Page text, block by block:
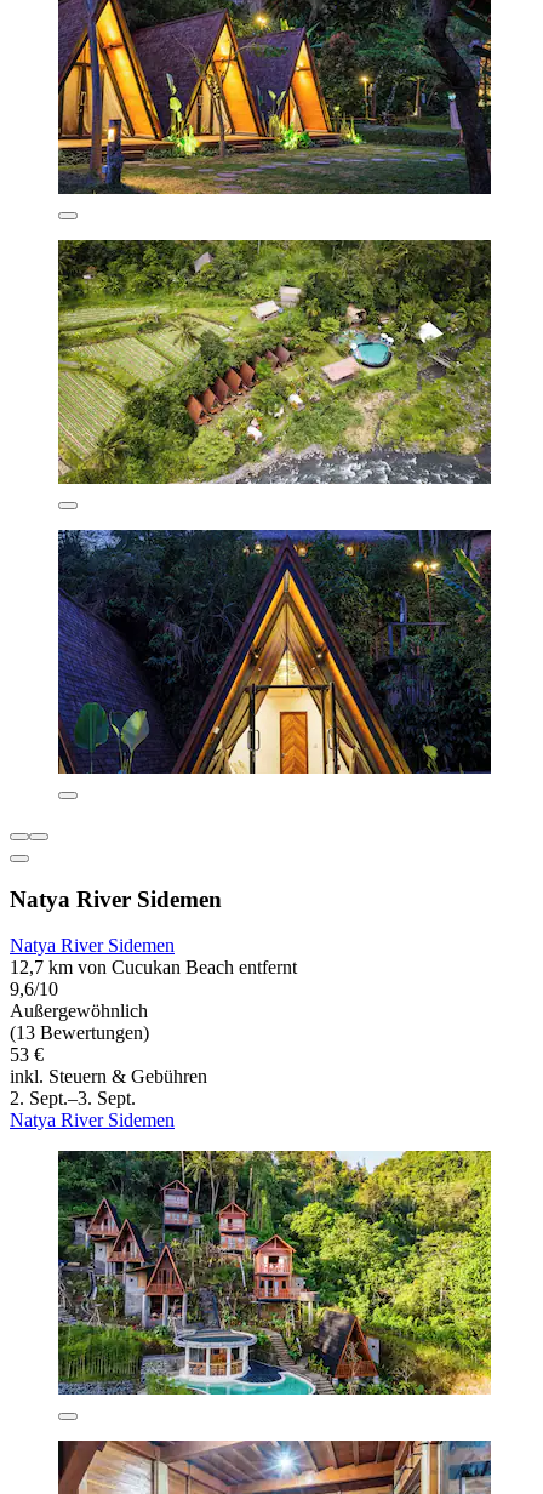
Natya River Sidemen
Natya River Sidemen
12,7 km von Cucukan Beach entfernt
9,6/10
Außergewöhnlich
(13 Bewertungen)
53 €
inkl. Steuern & Gebühren
2. Sept.–3. Sept.
Natya River Sidemen